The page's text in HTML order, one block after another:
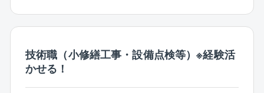
※夜間、休日出勤は基本少なめですが、対応いただいた
場合は振替休日を取得いただきます。
技術職（小修繕工事・設備点検等）※経験活
かせる！